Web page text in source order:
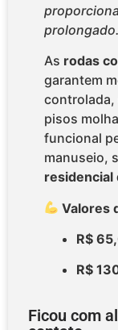
prolongado.
As rodas
garantem
controlada,
pisos
funcional
manuseio,
residencial
Valores
R$
R$
Ficou com